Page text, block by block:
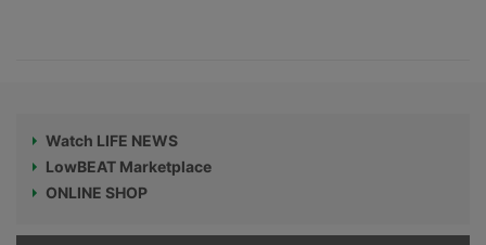
Watch LIFE NEWS
LowBEAT Marketplace
ONLINE SHOP